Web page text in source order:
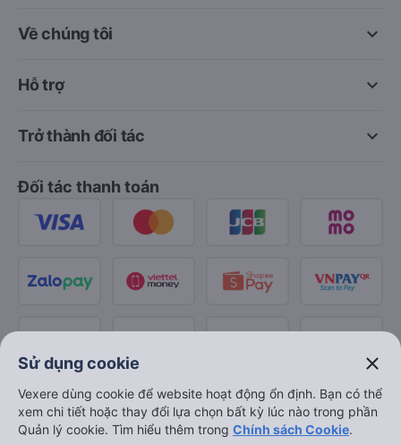
keyboard_arrow_down
Về chúng tôi
keyboard_arrow_down
Hỗ trợ
keyboard_arrow_down
Trở thành đối tác
Đối tác thanh toán
Sử dụng cookie close
Vexere dùng cookie để website hoạt động ổn định. Bạn có thể
xem chi tiết hoặc thay đổi lựa chọn bất kỳ lúc nào trong phần
Quản lý cookie. Tìm hiểu thêm trong Chính sách Cookie.